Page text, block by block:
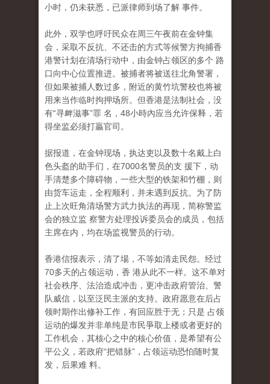
小时，仍未获悉，已派律师到场了解 事件。
此外，双学也呼吁民众在周三午夜前在金钟集
会，采取不反抗、不还击的方式等候警方拘捕香
港警计划在清场行动中，由金钟占领区的多个 路
口向中心位置推进。被捕者将被送往北角警署，
但如果被捕人数过多，附近的黄竹坑警校也将被
用来当作临时拘押场所。但香港是法制社会，没
有“寻衅滋事”罪 名，48小時內应当允许保释，若
得坐监必须打贏官司。
据报道，在金钟现场，执达吏以及数十名戴上白
色头盔的助手们，在7000名警员的支 援下，动
手清楚多个障碍物，一些大型的铁架和竹棚，则
由货车运走，全程顺利，并未遇到反抗。为了防
止上次旺角清场警方武力执法的再现，简称警监
会的独立监 察警方处理投诉委员会的成员，包括
主席在内，均在场监视警员的行动。
香港信报表示，清了場，不等如清走民怨。经过
70多天的占领运动，香 港从此不一样。这不单对
社会秩序、法治造成冲击，更冲击政府管治、警
队威信，以至泛民主派的支持。政府愿意在后占
领时期作出修补工作，有回应胜于无；只是 占领
运动的爆发并非单纯是市民爭取上楼或者更好的
工作机会，其核心之中的核心价值，是希望有公
平公义，若政府“把错脉”，占领运动恐怕随时复
发，后果难 料。